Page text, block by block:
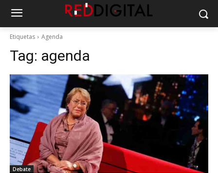
Etiquetas Agenda
Tag: agenda
Debate